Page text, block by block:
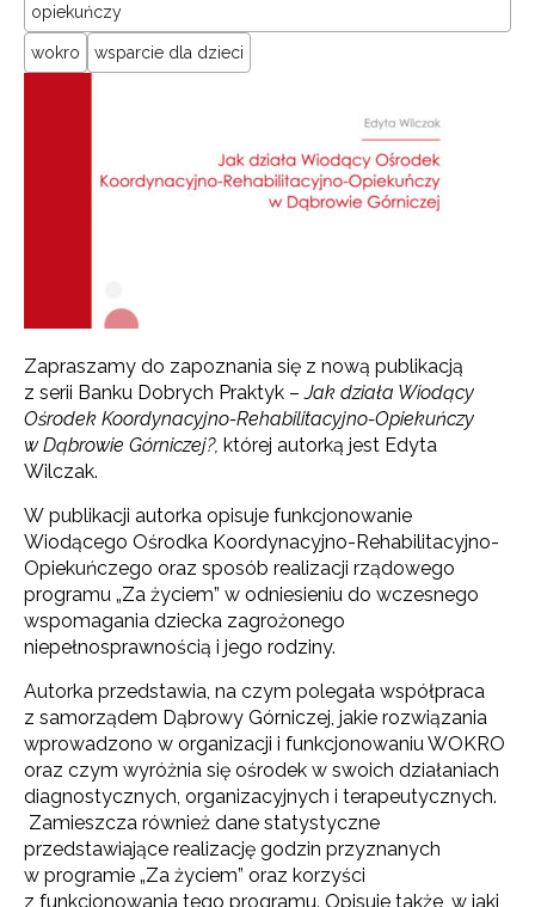
opiekuńczy
wokro wsparcie dla dzieci
Zapraszamy do zapoznania się z nową publikacją
z serii Banku Dobrych Praktyk –Jak działa Wiodący
Ośrodek Koordynacyjno-Rehabilitacyjno-Opiekuńczy
w Dąbrowie Górniczej?, której autorką jest Edyta
Wilczak.
W publikacji autorka opisuje funkcjonowanie
Wiodącego Ośrodka Koordynacyjno-Rehabilitacyjno-
Opiekuńczego oraz sposób realizacji rządowego
programu „Za życiem” w odniesieniu do wczesnego
wspomagania dziecka zagrożonego
niepełnosprawnością i jego rodziny.
Autorka przedstawia, na czym polegała współpraca
z samorządem Dąbrowy Górniczej, jakie rozwiązania
wprowadzono w organizacji i funkcjonowaniu WOKRO
oraz czym wyróżnia się ośrodek w swoich działaniach
diagnostycznych, organizacyjnych i terapeutycznych.
Zamieszcza również dane statystyczne
przedstawiające realizację godzin przyznanych
w programie „Za życiem” oraz korzyści
z funkcjonowania tego programu. Opisuje także, w jaki